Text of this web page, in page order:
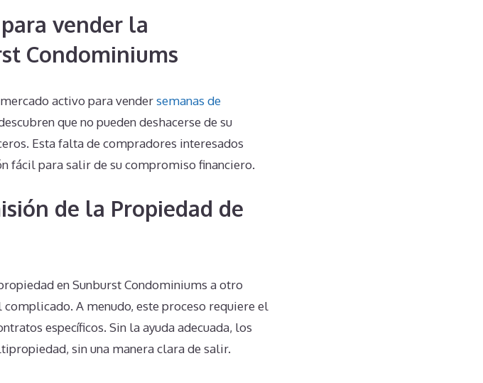
vender la
Condominiums
activo para vendersemanas de
que no pueden deshacerse de su
Esta falta de compradores interesados
fácil para salir de su compromiso financiero.
de la Propiedad de
en Sunburst Condominiums a otro
A menudo, este proceso requiere el
específicos. Sin la ayuda adecuada, los
sin una manera clara de salir.